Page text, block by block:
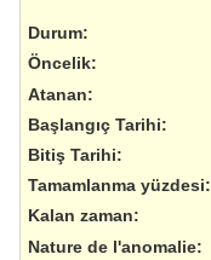
Durum:
Öncelik:
Atanan:
Başlangıç Tarihi:
Bitiş Tarihi:
Tamamlanma yüzdesi:
Kalan zaman:
Nature de l'anomalie: